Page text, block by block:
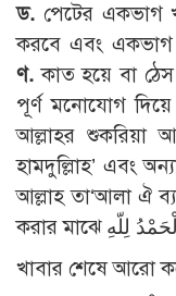
ড. পেটের একভাগ
করবে এবং একভাগ
ণ. কাত হয়ে বা
পূর্ণ মনোযোগ
আল্লাহর শুকরিয়া
হামদুল্লিাহ’ এবং
আল্লাহ তা‘আলা ঐ
খাবার শেষে আরো